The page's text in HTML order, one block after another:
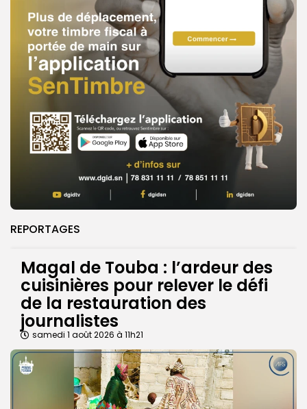
REPORTAGES
Magal de Touba : l’ardeur des
cuisinières pour relever le défi
de la restauration des
journalistes
samedi 1 août 2026 à 11h21